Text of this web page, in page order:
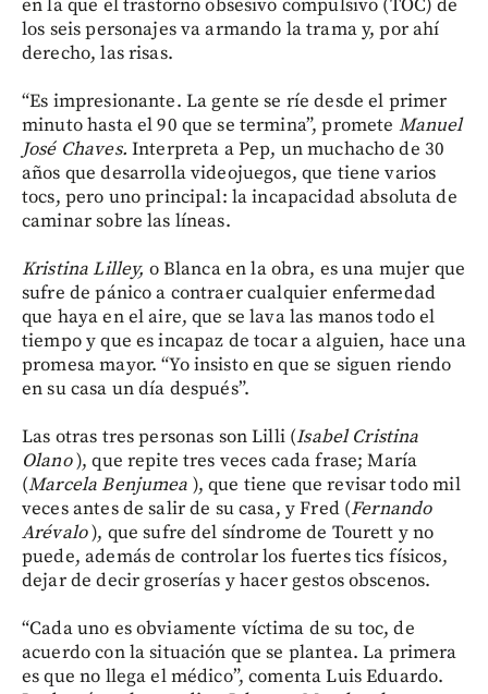
en la que el trastorno obsesivo compulsivo (TOC) de
los seis personajes va armando la trama y, por ahí
derecho, las risas.
“Es impresionante. La gente se ríe desde el primer
minuto hasta el 90 que se termina”, promete Manuel
José Chaves. Interpreta a Pep, un muchacho de 30
años que desarrolla videojuegos, que tiene varios
tocs, pero uno principal: la incapacidad absoluta de
caminar sobre las líneas.
Kristina Lilley, o Blanca en la obra, es una mujer que
sufre de pánico a contraer cualquier enfermedad
que haya en el aire, que se lava las manos todo el
tiempo y que es incapaz de tocar a alguien, hace una
promesa mayor. “Yo insisto en que se siguen riendo
en su casa un día después”.
Las otras tres personas son Lilli (Isabel Cristina
Olano), que repite tres veces cada frase; María
(Marcela Benjumea ), que tiene que revisar todo mil
veces antes de salir de su casa, y Fred (Fernando
Arévalo), que sufre del síndrome de Tourett y no
puede, además de controlar los fuertes tics físicos,
dejar de decir groserías y hacer gestos obscenos.
“Cada uno es obviamente víctima de su toc, de
acuerdo con la situación que se plantea. La primera
es que no llega el médico”, comenta Luis Eduardo.